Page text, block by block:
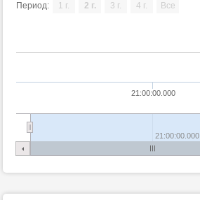
Период:
21:00:00.000
21:00:00.000
1 г. 2 г. 3 г. 4 г. Все